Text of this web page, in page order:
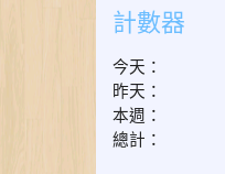
計數器
今天：
昨天：
本週：
總計：